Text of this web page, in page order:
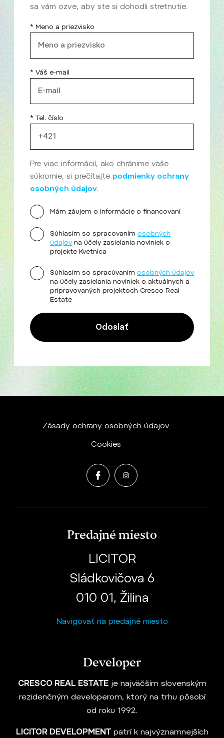
sa vám ozve, aby ste si dohodli stretnutie.
* Meno a priezvisko
* Váš e-mail
* Tel. číslo
Pre viac informácií, ako chránime vaše
súkromie, si prečítajte podmienky ochrany
osobných údajov.
Mám záujem o informácie o financovaní
Súhlasím so spracovaním osobných
údajov na účely zasielania noviniek o
projekte Kvetnica
Súhlasím so spracúvaním osobných údajov
na účely zasielania noviniek o aktuálnych a
pripravovaných projektoch Cresco Real
Estate
Zásady ochrany osobných údajov
Cookies
Predajné miesto
LICITOR
Sládkovičova 6
010 01, Žilina
Navigovať na predajné miesto
Developer
CRESCO REAL ESTATEje najväčším slovenským
rezidenčným developerom, ktorý na trhu pôsobí
od roku 1992.
LICITOR DEVELOPMENTpatrí k najvýznamnejších